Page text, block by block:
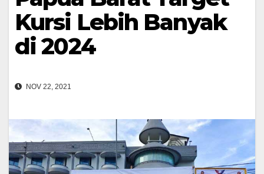
Kursi Lebih Banyak
di 2024
NOV 22, 2021